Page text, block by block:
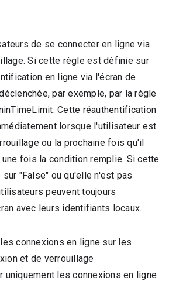
de se connecter en ligne via
Si cette règle est définie sur
en ligne via l'écran de
par exemple, par la règle
Cette réauthentification
lorsque l'utilisateur est
ou la prochaine fois qu'il
fois la condition remplie. Si cette
"False" ou qu'elle n'est pas
peuvent toujours
avec leurs identifiants locaux.
connexions en ligne sur les
et de verrouillage
uniquement les connexions en ligne